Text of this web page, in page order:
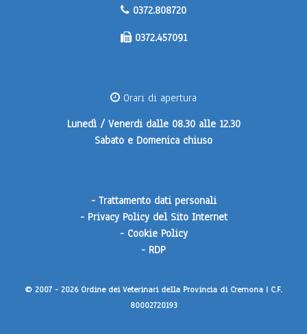
0372.808720
0372.457091
Orari di apertura
Lunedì / Venerdidalle 08.30 alle 12.30
Sabato e Domenica chiuso
- Trattamento dati personali
- Privacy Policy del Sito Internet
- Cookie Policy
- RDP
© 2007 - 2026 Ordine dei Veterinari della Provincia di Cremona | C.F.
80002720193